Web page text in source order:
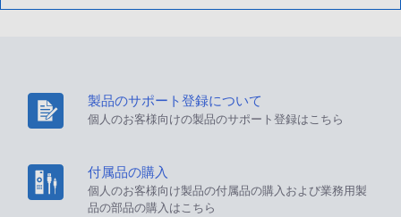
製品のサポート登録について
個人のお客様向けの製品のサポート登録はこちら
付属品の購入
個人のお客様向け製品の付属品の購入および業務用製
品の部品の購入はこちら